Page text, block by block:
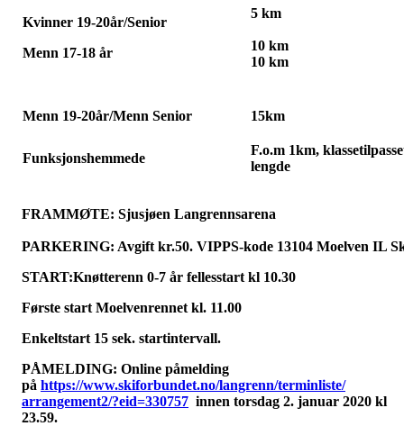
Kvinner 19-20år/Senior
Menn 17-18 år
5 km
10 km
10 km
Menn 19-20år/Menn Senior 15km
Funksjonshemmede
F.o.m 1km,
lengde
FRAMMØTE: Sjusjøen Langrennsarena
PARKERING: Avgift kr.50. VIPPS-kode 13104 Moelven IL
START:Knøtterenn 0-7 år fellesstart kl 10.30
Første start Moelvenrennet kl. 11.00
Enkeltstart 15 sek. startintervall.
PÅMELDING: Online påmelding
på https://www.skiforbundet.no/langrenn/terminliste/
arrangement2/?eid=330757 innen torsdag 2. januar 2020 kl
23.59.